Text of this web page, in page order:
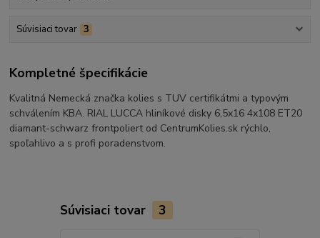
Súvisiaci tovar 3
Kompletné špecifikácie
Kvalitná Nemecká značka kolies s TUV certifikátmi a typovým
schválením KBA. RIAL LUCCA hliníkové disky 6,5x16 4x108 ET20
diamant-schwarz frontpoliert od CentrumKolies.sk rýchlo,
spoľahlivo a s profi poradenstvom.
Súvisiaci tovar 3